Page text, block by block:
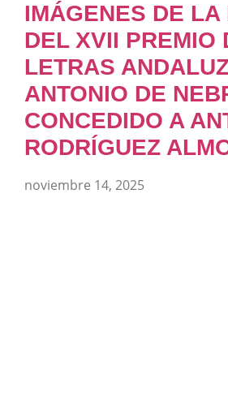
IMÁGENES DE LA
DEL XVII PREMIO
LETRAS
ANTONIO DE
CONCEDIDO A
RODRÍGUEZ
noviembre 14, 2025